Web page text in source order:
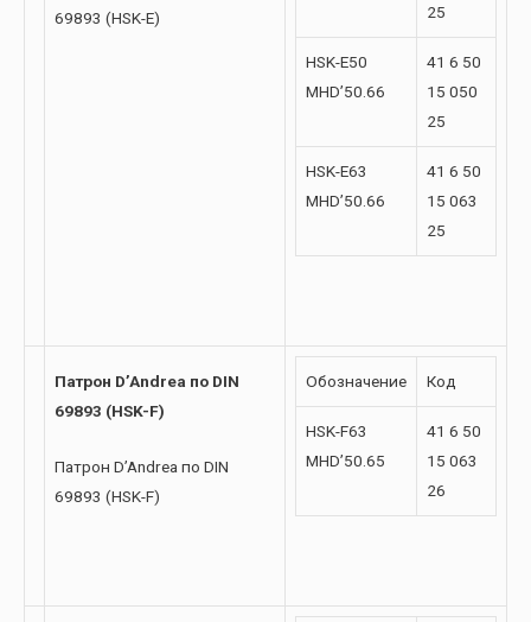
69893 (HSK-E)
25
HSK-E50
MHD’50.66
41 6 50
15 050
25
HSK-E63
MHD’50.66
41 6 50
15 063
25
Патрон D’Andrea по DIN
69893 (HSK-F)
Патрон D’Andrea по DIN
69893 (HSK-F)
Обозначение Код
HSK-F63
MHD’50.65
41 6 50
15 063
26